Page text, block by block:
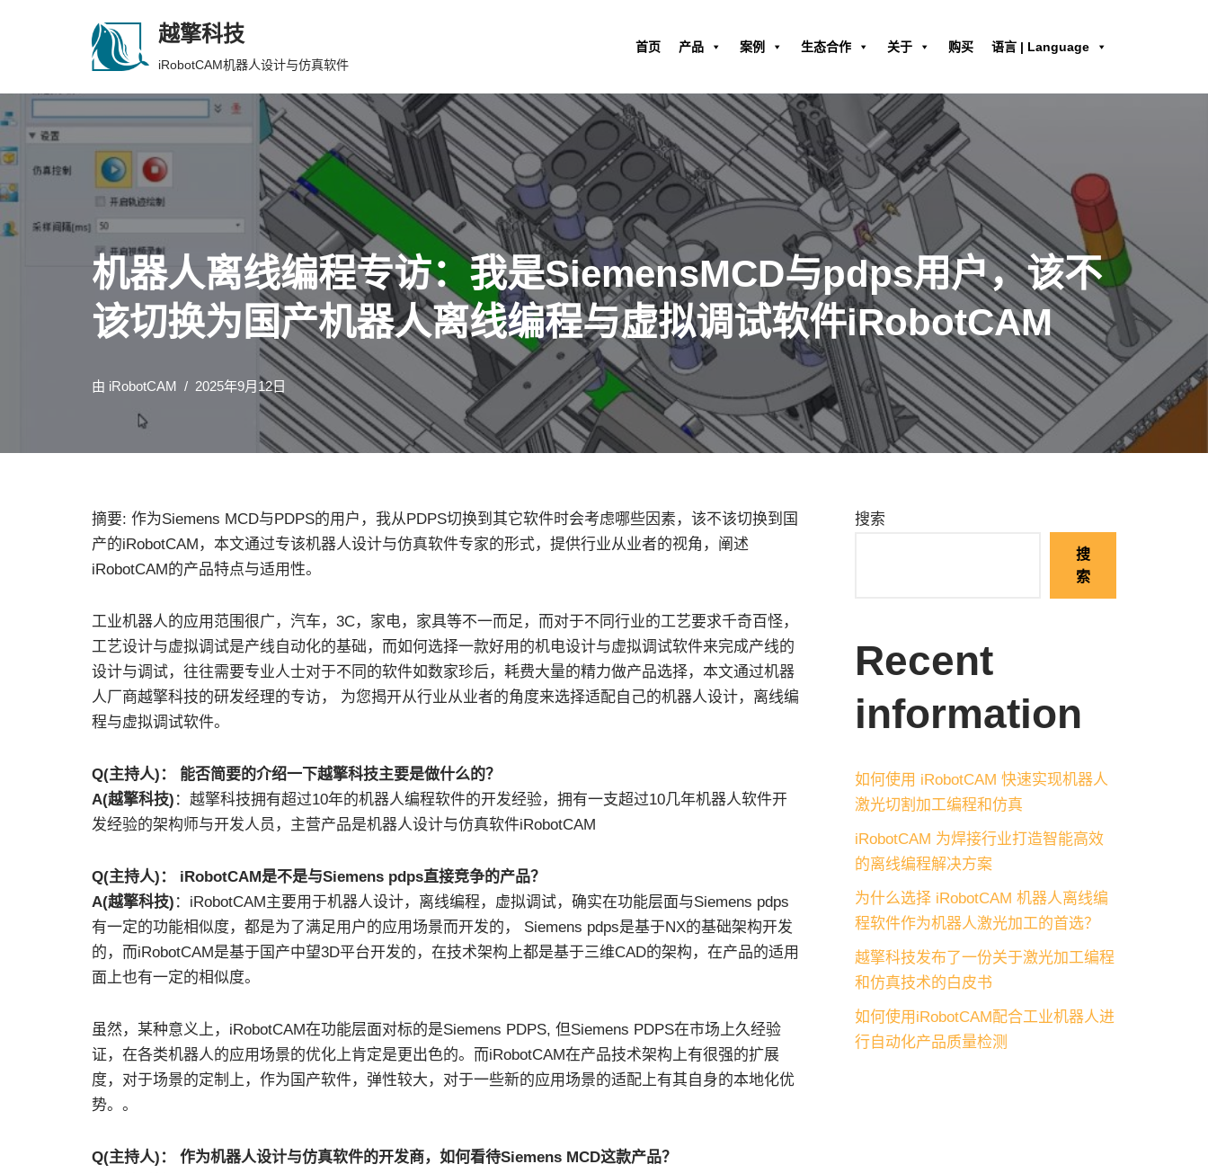
文
越擎科技
iRobotCAM机器人设计与仿真软件
首页 产品 案例 生态合作 关于 购买 语言 | Language
机器人离线编程专访：我是SiemensMCD与pdps用户，该不
该切换为国产机器人离线编程与虚拟调试软件iRobotCAM
由 iRobotCAM 2025年9月12日
摘要: 作为Siemens MCD与PDPS的用户，我从PDPS切换到其它软件时会考虑哪些因素，该不该切换到国
产的iRobotCAM，本文通过专该机器人设计与仿真软件专家的形式，提供行业从业者的视角，阐述
iRobotCAM的产品特点与适用性。
工业机器人的应用范围很广，汽车，3C，家电，家具等不一而足，而对于不同行业的工艺要求千奇百怪，
工艺设计与虚拟调试是产线自动化的基础，而如何选择一款好用的机电设计与虚拟调试软件来完成产线的
设计与调试，往往需要专业人士对于不同的软件如数家珍后，耗费大量的精力做产品选择，本文通过机器
人厂商越擎科技的研发经理的专访， 为您揭开从行业从业者的角度来选择适配自己的机器人设计，离线编
程与虚拟调试软件。
Q(主持人)： 能否简要的介绍一下越擎科技主要是做什么的？
A(越擎科技) ：越擎科技拥有超过10年的机器人编程软件的开发经验，拥有一支超过10几年机器人软件开
发经验的架构师与开发人员，主营产品是机器人设计与仿真软件iRobotCAM
Q(主持人)： iRobotCAM是不是与Siemens pdps直接竞争的产品？
A(越擎科技) ：iRobotCAM主要用于机器人设计，离线编程，虚拟调试，确实在功能层面与Siemens pdps
有一定的功能相似度，都是为了满足用户的应用场景而开发的， Siemens pdps是基于NX的基础架构开发
的，而iRobotCAM是基于国产中望3D平台开发的，在技术架构上都是基于三维CAD的架构，在产品的适用
面上也有一定的相似度。
虽然，某种意义上，iRobotCAM在功能层面对标的是Siemens PDPS, 但Siemens PDPS在市场上久经验
证，在各类机器人的应用场景的优化上肯定是更出色的。而iRobotCAM在产品技术架构上有很强的扩展
度，对于场景的定制上，作为国产软件，弹性较大，对于一些新的应用场景的适配上有其自身的本地化优
势。。
Q(主持人)： 作为机器人设计与仿真软件的开发商，如何看待Siemens MCD这款产品？
搜索
搜
索
Recent
information
如何使用 iRobotCAM 快速实现机器人
激光切割加工编程和仿真
iRobotCAM 为焊接行业打造智能高效
的离线编程解决方案
为什么选择 iRobotCAM 机器人离线编
程软件作为机器人激光加工的首选？
越擎科技发布了一份关于激光加工编程
和仿真技术的白皮书
如何使用iRobotCAM配合工业机器人进
行自动化产品质量检测